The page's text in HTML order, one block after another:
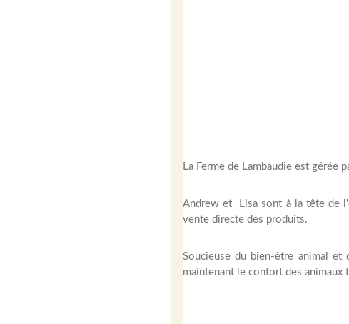
La Ferme de Lambaudie est
Andrew et Lisa sont à la tête de
vente directe des produits.
Soucieuse du bien-être animal
maintenant le confort des animaux